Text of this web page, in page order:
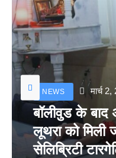
NEWS मार्च
बॉलीवुड के
लूथरा को मिली
सेलिब्रिटी